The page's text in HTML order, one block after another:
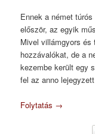
Ennek a német
először, az egyik
Mivel villámgyors és
hozzávalókat, de a
kezembe került egy
fel az anno
Folytatás →